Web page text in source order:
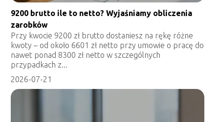
9200 brutto ile to netto? Wyjaśniamy obliczenia
zarobków
Przy kwocie 9200 zł brutto dostaniesz na rękę różne
kwoty – od około 6601 zł netto przy umowie o pracę do
nawet ponad 8300 zł netto w szczególnych
przypadkach z...
2026-07-21